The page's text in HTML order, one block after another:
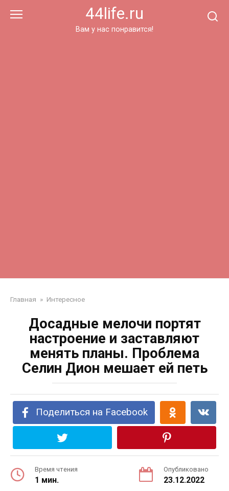
44life.ru
Вам у нас понравится!
Главная » Интересное
Досадные мелочи портят
настроение и заставляют
менять планы. Проблема
Селин Дион мешает ей петь
Поделиться на Facebook
Время чтения
1 мин.
Опубликовано
23.12.2022